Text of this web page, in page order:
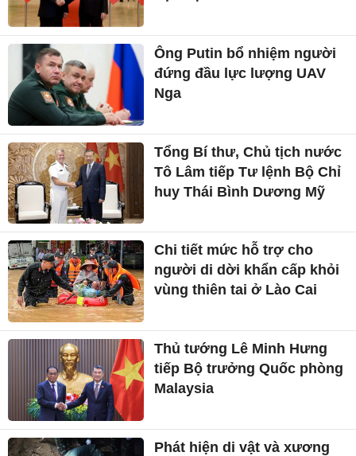
Ông Putin bổ nhiệm người
đứng đầu lực lượng UAV
Nga
Tổng Bí thư, Chủ tịch nước
Tô Lâm tiếp Tư lệnh Bộ Chỉ
huy Thái Bình Dương Mỹ
Chi tiết mức hỗ trợ cho
người di dời khẩn cấp khỏi
vùng thiên tai ở Lào Cai
Thủ tướng Lê Minh Hưng
tiếp Bộ trưởng Quốc phòng
Malaysia
Phát hiện di vật và xương